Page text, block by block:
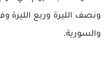
ونصف الليرة وربع الليرة
والسورية.